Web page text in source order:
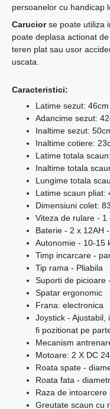
persoanelor cu handicap
Caruciorse poate utiliza
poate deplasa actionat
teren plat sau usor
uscata.
Caracteristici:
Latime sezut: 46cm
Adancime sezut:
Inaltime sezut:
Inaltime cotiere:
Latime totala
Inaltime totala
Lungime totala
Latime scaun pliat:
Dimensiuni colet:
Viteza de rulare - 1
Baterie - 2 x 12AH -
Autonomie - 10-15
Timp incarcare -
Tip rama - Pliabila
Suporti de picioare
Spatar ergonomic
Frana: electronica
Joystick - Ajustabil,
fi pozitionat pe
Mecanism
Motoare: 2 X DC
Roata spate -
Roata fata -
Raza de intoarcere
Greutate scaun cu